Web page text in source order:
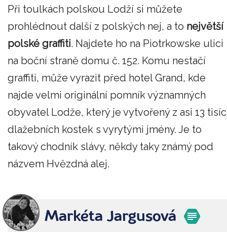
Při toulkách polskou Lodží si můžete
prohlédnout další z polských nej, a to největší
polské graffiti. Najdete ho na Piotrkowske ulici
na boční straně domu č. 152. Komu nestačí
graffiti, může vyrazit před hotel Grand, kde
najde velmi originální pomník významných
obyvatel Lodže, který je vytvořený z asi 13 tisíc
dlažebních kostek s vyrytými jmény. Je to
takový chodník slávy, někdy taky známý pod
názvem Hvězdná alej.
Markéta Jargusová